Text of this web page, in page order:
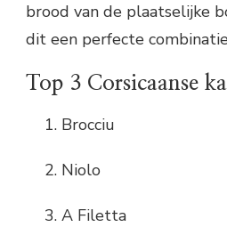
brood van de plaatselijke
dit een perfecte
Top 3 Corsicaanse
Brocciu
Niolo
A Filetta